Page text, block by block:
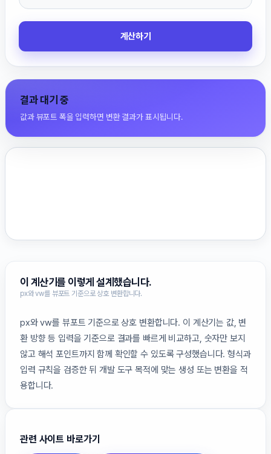
계산하기
결과 대기 중
값과 뷰포트 폭을 입력하면 변환 결과가 표시됩니다.
이 계산기를 이렇게 설계했습니다.
px와 vw를 뷰포트 기준으로 상호 변환합니다.
px와 vw를 뷰포트 기준으로 상호 변환합니다. 이 계산기는 값, 변
환 방향 등 입력을 기준으로 결과를 빠르게 비교하고, 숫자만 보지
않고 해석 포인트까지 함께 확인할 수 있도록 구성했습니다. 형식과
입력 규칙을 검증한 뒤 개발 도구 목적에 맞는 생성 또는 변환을 적
용합니다.
관련 사이트 바로가기